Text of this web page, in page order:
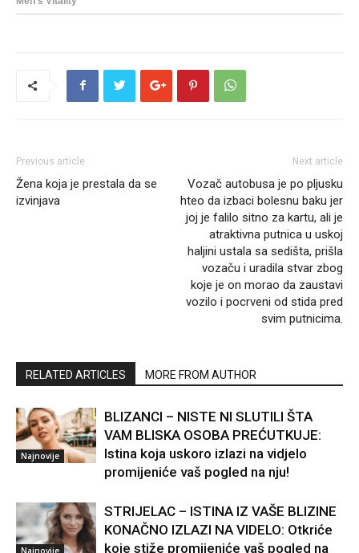
Previous article
Žena koja je prestala da se
izvinjava
Next article
Vozač autobusa je po pljusku
hteo da izbaci bolesnu baku jer
joj je falilo sitno za kartu, ali je
atraktivna putnica u uskoj
haljini ustala sa sedišta, prišla
vozaču i uradila stvar zbog
koje je on morao da zaustavi
vozilo i pocrveni od stida pred
svim putnicima.
RELATED ARTICLES MORE FROM AUTHOR
Najnovije
BLIZANCI – NISTE NI SLUTILI ŠTA
VAM BLISKA OSOBA PREĆUTKUJE:
Istina koja uskoro izlazi na vidjelo
promijeniće vaš pogled na nju!
Najnovije
STRIJELAC – ISTINA IZ VAŠE BLIZINE
KONAČNO IZLAZI NA VIDELO: Otkriće
koje stiže promijeniće vaš pogled na